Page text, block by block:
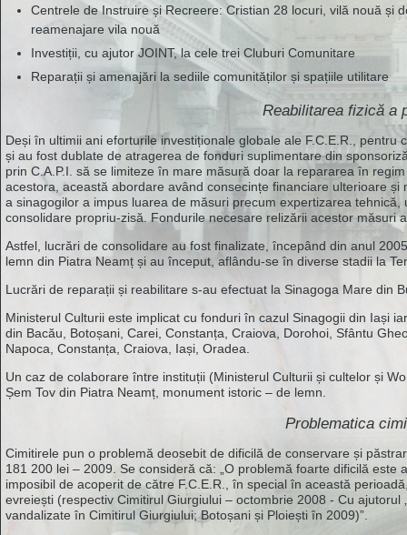
Centrele de Instruire și Recreere: Cristian 28 locuri, vilă nouă și
reamenajare vila nouă
Investiții, cu ajutor JOINT, la cele trei Cluburi Comunitare
Reparații și amenajări la sediile comunităților și spațiile utilitare
Reabilitarea fizică a
Deși în ultimii ani eforturile investiționale globale ale F.C.E.R.,
și au fost dublate de atragerea de fonduri suplimentare din
prin C.A.P.I. să se limiteze în mare măsură doar la repararea în
acestora, această abordare având consecințe financiare ulterioare
a sinagogilor a impus luarea de măsuri precum expertizarea
consolidare propriu-zisă. Fondurile necesare relizării acestor măsuri
Astfel, lucrări de consolidare au fost finalizate, începând din anul
lemn din Piatra Neamț și au început, aflându-se în diverse stadii la
Lucrări de reparații și reabilitare s-au efectuat la Sinagoga Mare din
Ministerul Culturii este implicat cu fonduri în cazul Sinagogii din Iași
din Bacău, Botoșani, Carei, Constanța, Craiova, Dorohoi, Sfântu
Napoca, Constanța, Craiova, Iași, Oradea.
Un caz de colaborare între instituții (Ministerul Culturii și cultelor și
Șem Tov din Piatra Neamț, monument istoric – de lemn.
Problematica
Cimitirele pun o problemă deosebit de dificilă de conservare și
181 200 lei – 2009. Se consideră că: „O problemă foarte dificilă
imposibil de acoperit de către F.C.E.R., în special în această
evreiești (respectiv Cimitirul Giurgiului – octombrie 2008 - Cu
vandalizate în Cimitirul Giurgiului; Botoșani și Ploiești în 2009)”.